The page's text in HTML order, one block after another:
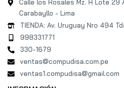
Calle los Rosales Mz. H Lote 29
Carabayllo - Lima
TIENDA: Av. Uruguay Nro 494
998331771
330-1679
ventas@compudisa.com.pe
ventas1.compudisa@gmail.com